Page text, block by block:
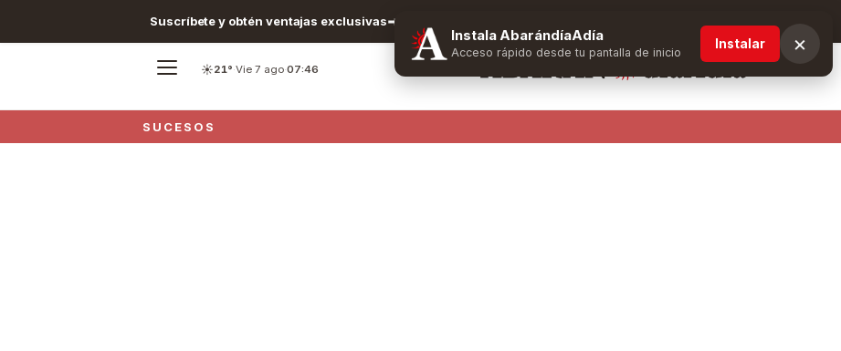
Suscríbete y obtén ventajas exclusivas
☀️21°·Vie 7 ago·07:46
SUCESOS
Instala AbarándíaAdía
Acceso rápido desde tu pantalla de inicio
Instalar ×